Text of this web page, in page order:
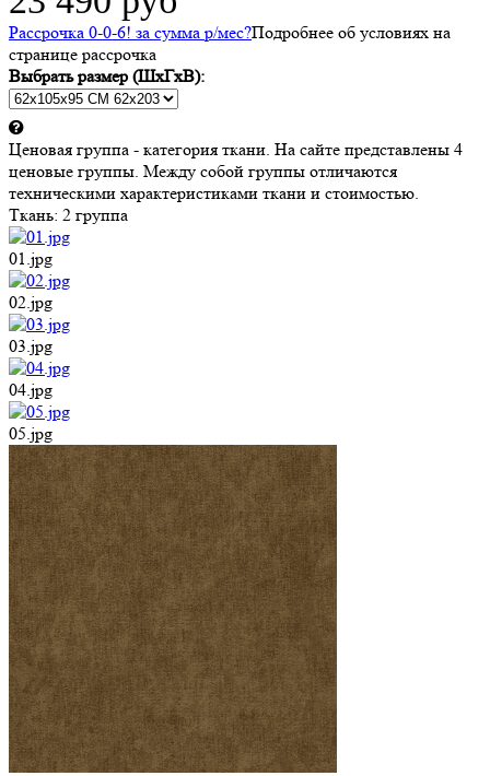
Рассрочка 0-0-6! за сумма р/мес?Подробнее об условиях на
странице рассрочка
Выбрать размер (ШхГхВ):
Ценовая группа - категория ткани. На сайте представлены 4
ценовые группы. Между собой группы отличаются
техническими характеристиками ткани и стоимостью.
Ткань: 2 группа
01.jpg
02.jpg
03.jpg
04.jpg
05.jpg